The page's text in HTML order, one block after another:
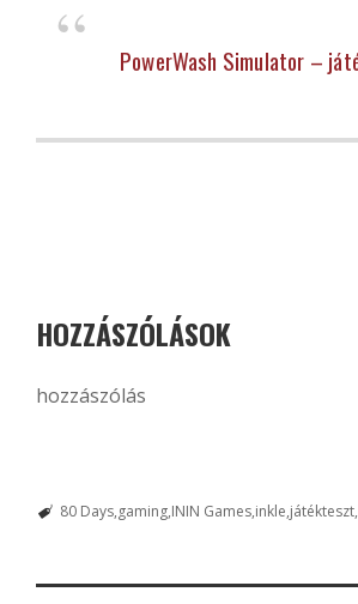
PowerWash Simulator –
HOZZÁSZÓLÁSOK
hozzászólás
80 Days gaming ININ Games inkle játékteszt